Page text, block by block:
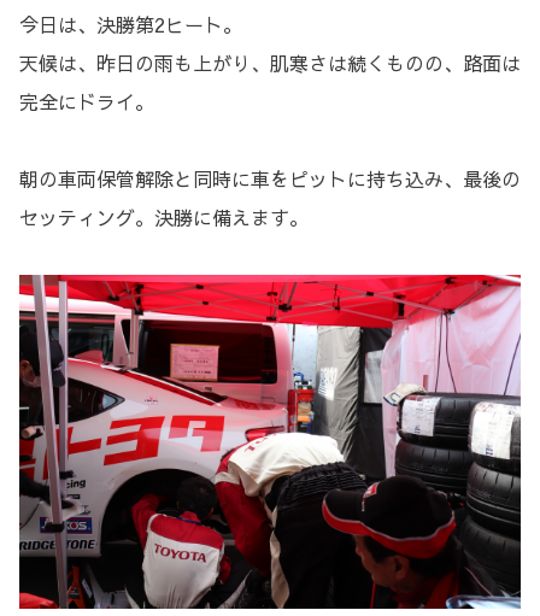
今日は、決勝第2ヒート。
天候は、昨日の雨も上がり、肌寒さは続くものの、路面は
完全にドライ。
朝の車両保管解除と同時に車をピットに持ち込み、最後の
セッティング。決勝に備えます。